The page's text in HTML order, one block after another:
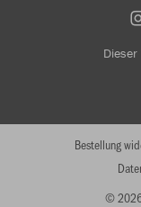
© 2026
Bestellung